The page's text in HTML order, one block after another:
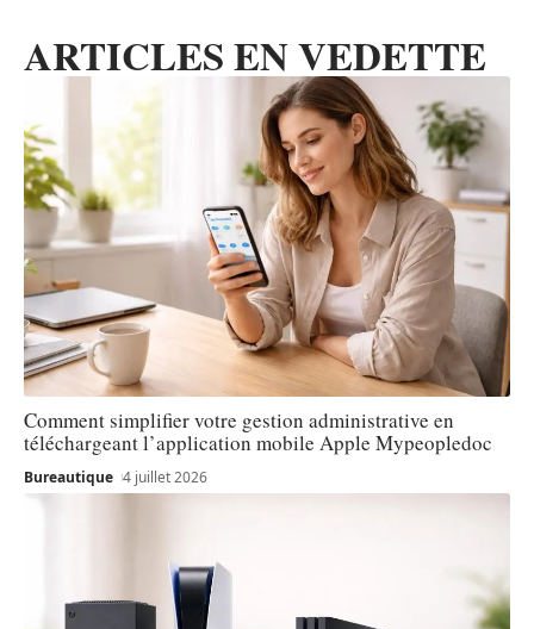
ARTICLES EN VEDETTE
Comment simplifier votre gestion administrative en
téléchargeant l’application mobile Apple Mypeopledoc
Bureautique 4 juillet 2026